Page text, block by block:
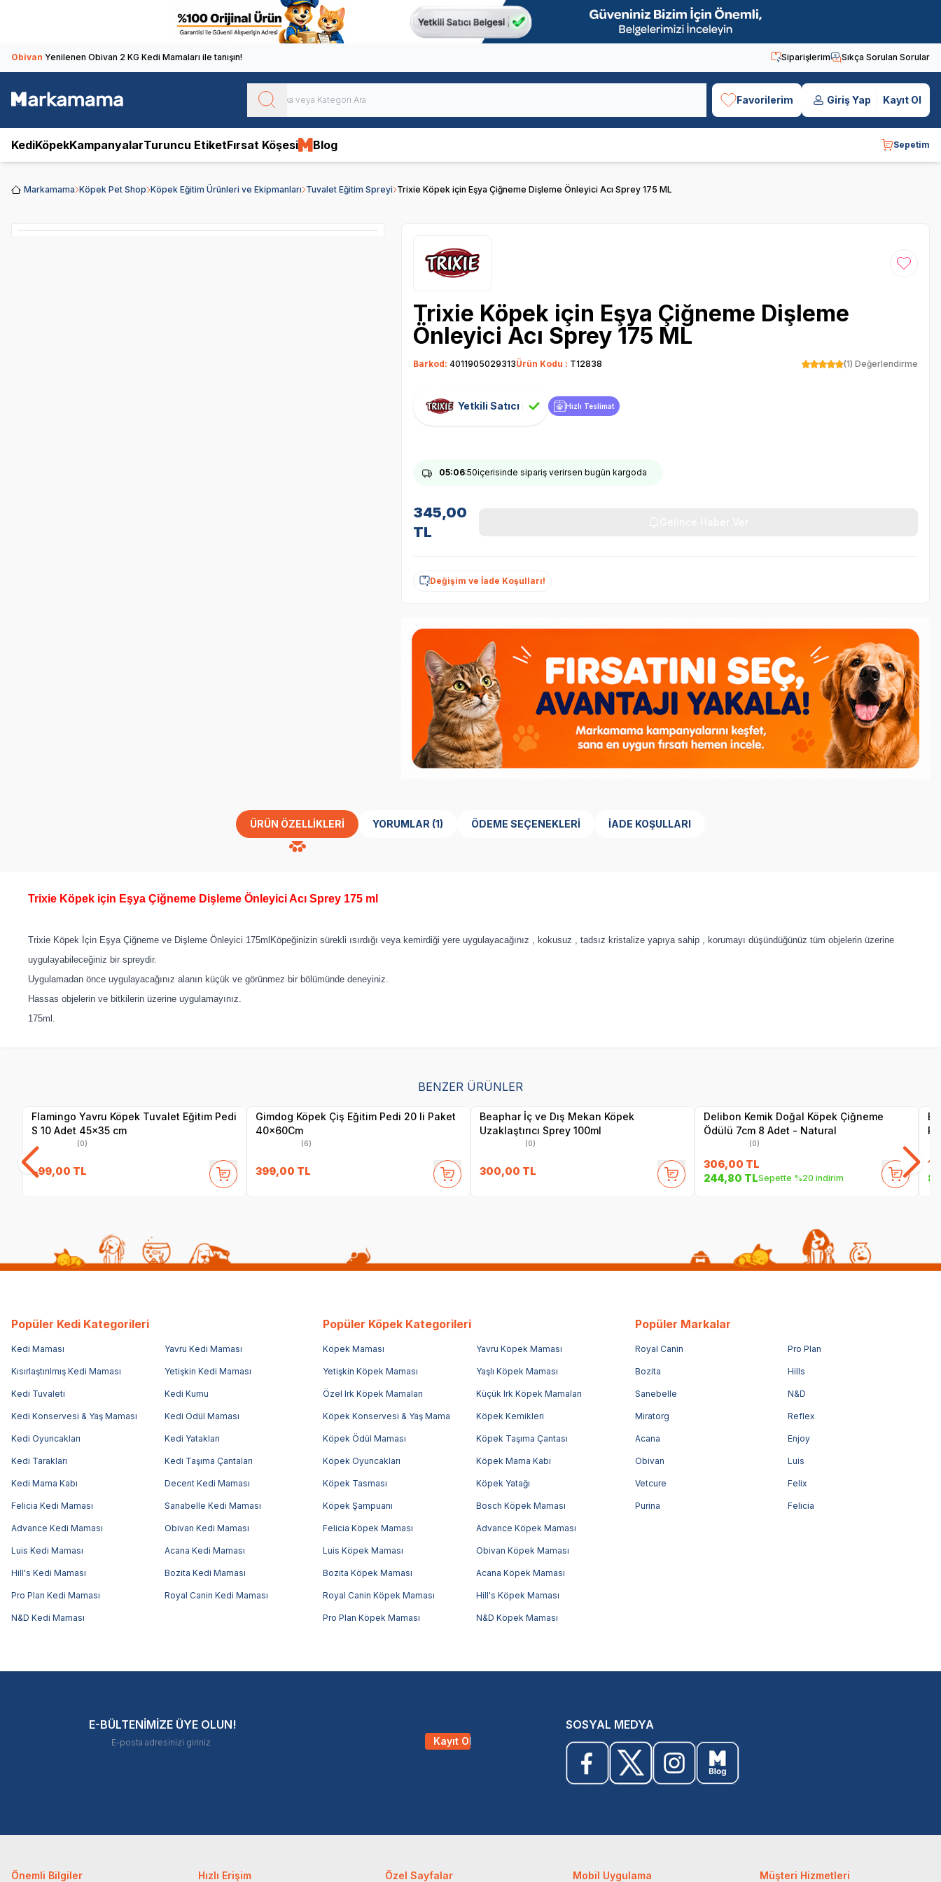
Obivan Yenilenen Obivan 2 KG Kedi Mamaları ile tanışın! Siparişlerim Sıkça Sorulan Sorular
Favorilerim Giriş Yap Kayıt Ol
KediKöpekKampanyalarTuruncu EtiketFırsat Köşesi Blog Sepetim
Markamama Köpek Pet Shop Köpek Eğitim Ürünleri ve Ekipmanları Tuvalet Eğitim Spreyi Trixie Köpek için Eşya Çiğneme Dişleme Önleyici Acı Sprey 175 ML
Favoriye
Trixie Köpek için Eşya Çiğneme Dişleme
Önleyici Acı Sprey 175 ML
Barkod: 4011905029313Ürün Kodu : T12838 (1) Değerlendirme
Yetkili Satıcı Hızlı Teslimat
05:06:49içerisinde sipariş verirsen bugün kargoda
345,00
TL
Değişim ve İade Koşulları!
ÜRÜN ÖZELLIKLERI YORUMLAR (1) ÖDEME SEÇENEKLERI İADE KOŞULLARI
​Trixie Köpek için Eşya Çiğneme Dişleme Önleyici Acı Sprey 175 ml
Trixie Köpek İçin Eşya Çiğneme ve Dişleme Önleyici 175mlKöpeğinizin sürekli ısırdığı veya kemirdiği yere uygulayacağınız , kokusuz , tadsız kristalize yapıya sahip , korumayı düşündüğünüz tüm objelerin üzerine
uygulayabileceğiniz bir spreydir.
Uygulamadan önce uygulayacağınız alanın küçük ve görünmez bir bölümünde deneyiniz.
Hassas objelerin ve bitkilerin üzerine uygulamayınız.
175ml.
BENZER ÜRÜNLER
Flamingo Yavru Köpek Tuvalet Eğitim Pedi
S 10 Adet 45x35 cm
(0)
399,00 TL
Gimdog Köpek Çiş Eğitim Pedi 20 li Paket
40x60Cm
(6)
399,00 TL
Beaphar İç ve Dış Mekan Köpek
Uzaklaştırıcı Sprey 100ml
(0)
300,00 TL
Delibon Kemik Doğal Köpek Çiğneme
Ödülü 7cm 8 Adet - Natural
(0)
306,00 TL
244,80 TLSepette %20 indirim
Popüler Kedi Kategorileri
Kedi Maması Yavru Kedi Maması
Kısırlaştırılmış Kedi Maması Yetişkin Kedi Maması
Kedi Tuvaleti Kedi Kumu
Kedi Konservesi & Yaş Maması Kedi Ödül Maması
Kedi Oyuncakları Kedi Yatakları
Kedi Tarakları Kedi Taşıma Çantaları
Kedi Mama Kabı Decent Kedi Maması
Felicia Kedi Maması Sanabelle Kedi Maması
Advance Kedi Maması Obivan Kedi Maması
Luis Kedi Maması Acana Kedi Maması
Hill's Kedi Maması Bozita Kedi Maması
Pro Plan Kedi Maması Royal Canin Kedi Maması
N&D Kedi Maması
Popüler Köpek Kategorileri
Köpek Maması Yavru Köpek Maması
Yetişkin Köpek Maması Yaşlı Köpek Maması
Özel Irk Köpek Mamaları Küçük Irk Köpek Mamaları
Köpek Konservesi & Yaş Mama Köpek Kemikleri
Köpek Ödül Maması Köpek Taşıma Çantası
Köpek Oyuncakları Köpek Mama Kabı
Köpek Tasması Köpek Yatağı
Köpek Şampuanı Bosch Köpek Maması
Felicia Köpek Maması Advance Köpek Maması
Luis Köpek Maması Obivan Köpek Maması
Bozita Köpek Maması Acana Köpek Maması
Royal Canin Köpek Maması Hill's Köpek Maması
Pro Plan Köpek Maması N&D Köpek Maması
Popüler Markalar
Royal Canin Pro Plan
Bozita Hills
Sanebelle N&D
Miratorg Reflex
Acana Enjoy
Obivan Luis
Vetcure Felix
Purina Felicia
E-BÜLTENİMİZE ÜYE OLUN!
Kayıt Ol
SOSYAL MEDYA
Önemli Bilgiler Hızlı Erişim Özel Sayfalar Mobil Uygulama Müşteri Hizmetleri